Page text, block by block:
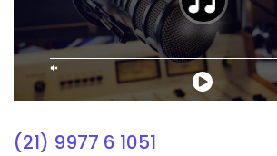
(21) 9977 6 1051